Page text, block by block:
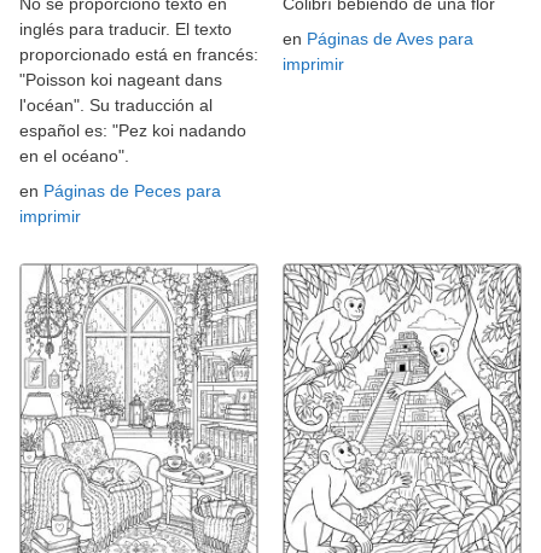
inglés para traducir. El texto
proporcionado está en francés:
"Poisson koi nageant dans
l'océan". Su traducción al
español es: "Pez koi nadando
en el océano".
en Páginas de Peces para
imprimir
en Páginas de Aves para
imprimir